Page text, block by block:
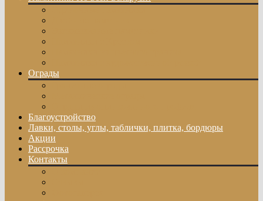
Ограды
Благоустройство
Лавки, столы, углы, таблички, плитка, бордюры
Акции
Рассрочка
Контакты